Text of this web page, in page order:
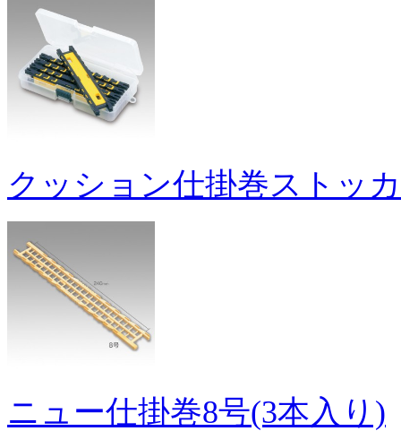
クッション仕掛巻ストッ
ニュー仕掛巻8号(3本入り)